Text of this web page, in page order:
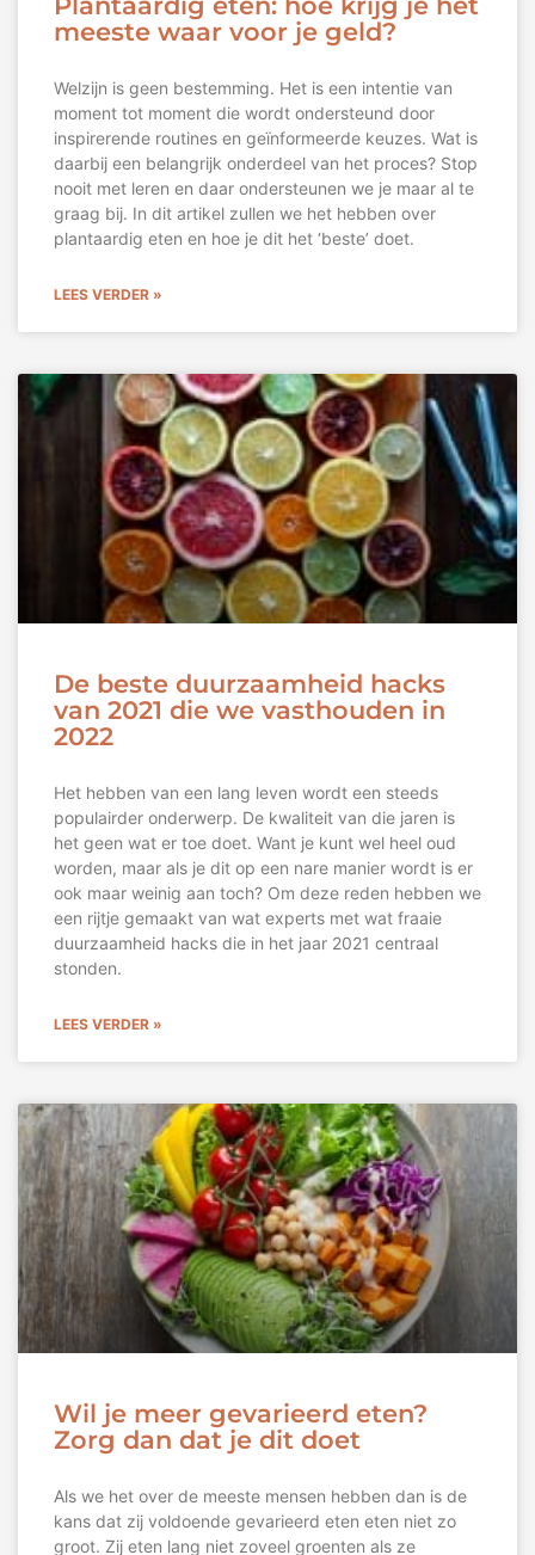
meeste waar voor je geld?
Welzijn is geen bestemming. Het is een intentie van
moment tot moment die wordt ondersteund door
inspirerende routines en geïnformeerde keuzes. Wat is
daarbij een belangrijk onderdeel van het proces? Stop
nooit met leren en daar ondersteunen we je maar al te
graag bij. In dit artikel zullen we het hebben over
plantaardig eten en hoe je dit het ‘beste’ doet.
LEES VERDER »
De beste duurzaamheid hacks
van 2021 die we vasthouden in
2022
Het hebben van een lang leven wordt een steeds
populairder onderwerp. De kwaliteit van die jaren is
het geen wat er toe doet. Want je kunt wel heel oud
worden, maar als je dit op een nare manier wordt is er
ook maar weinig aan toch? Om deze reden hebben we
een rijtje gemaakt van wat experts met wat fraaie
duurzaamheid hacks die in het jaar 2021 centraal
stonden.
LEES VERDER »
Wil je meer gevarieerd eten?
Zorg dan dat je dit doet
Als we het over de meeste mensen hebben dan is de
kans dat zij voldoende gevarieerd eten eten niet zo
groot. Zij eten lang niet zoveel groenten als ze